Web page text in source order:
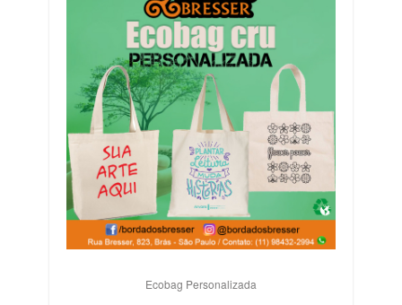
Ecobag Personalizada